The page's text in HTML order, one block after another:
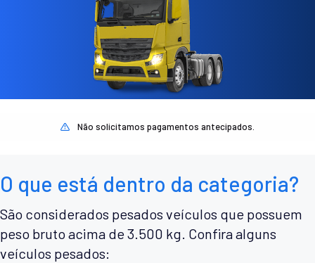
Não solicitamos pagamentos antecipados.
O que está dentro da categoria?
São considerados pesados veículos que possuem
peso bruto acima de 3.500 kg. Confira alguns
veículos pesados: